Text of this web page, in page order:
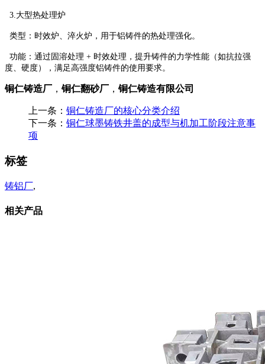
3.大型热处理炉
类型：时效炉、淬火炉，用于铝铸件的热处理强化。
功能：通过固溶处理 + 时效处理，提升铸件的力学性能（如抗拉强
度、硬度），满足高强度铝铸件的使用要求。
铜仁铸造厂 ， 铜仁翻砂厂 ， 铜仁铸造有限公司
上一条： 铜仁铸造厂的核心分类介绍
下一条： 铜仁球墨铸铁井盖的成型与机加工阶段注意事
项
标签
铸铝厂,
相关产品
产品中心
铜仁机械铸造
铜仁铸铁加工 铜